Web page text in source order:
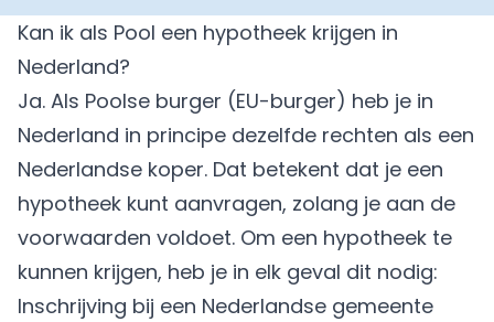
Kan ik als Pool een hypotheek krijgen in
Nederland?
Ja. Als Poolse burger (EU-burger) heb je in
Nederland in principe dezelfde rechten als een
Nederlandse koper. Dat betekent dat je een
hypotheek kunt aanvragen, zolang je aan de
voorwaarden voldoet. Om een hypotheek te
kunnen krijgen, heb je in elk geval dit nodig:
Inschrijving bij een Nederlandse gemeente